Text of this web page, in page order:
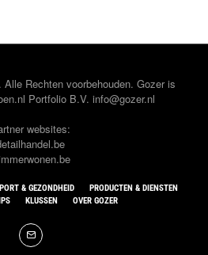
Rechten voorbehouden. Gozer is
Portfolio B.V. info@gozer.nl
websites:
& GEZONDHEID
PRODUCTEN & DIENSTEN
KLUSSEN OVER GOZER